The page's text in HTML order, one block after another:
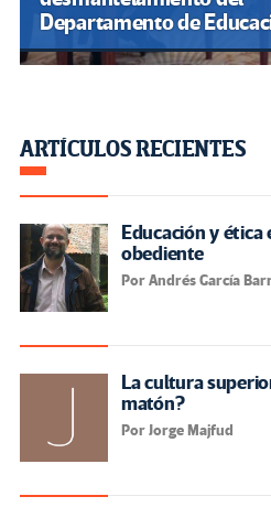
Departamento de
ARTÍCULOS RECIENTES
Educación y
obediente
Por Andrés García
La cultura
matón?
Por Jorge Majfud